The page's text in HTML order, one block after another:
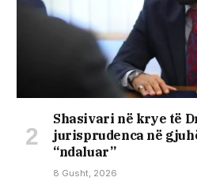
Shasivari në krye të
jurisprudenca në
“ndaluar”
8 Gusht, 2026